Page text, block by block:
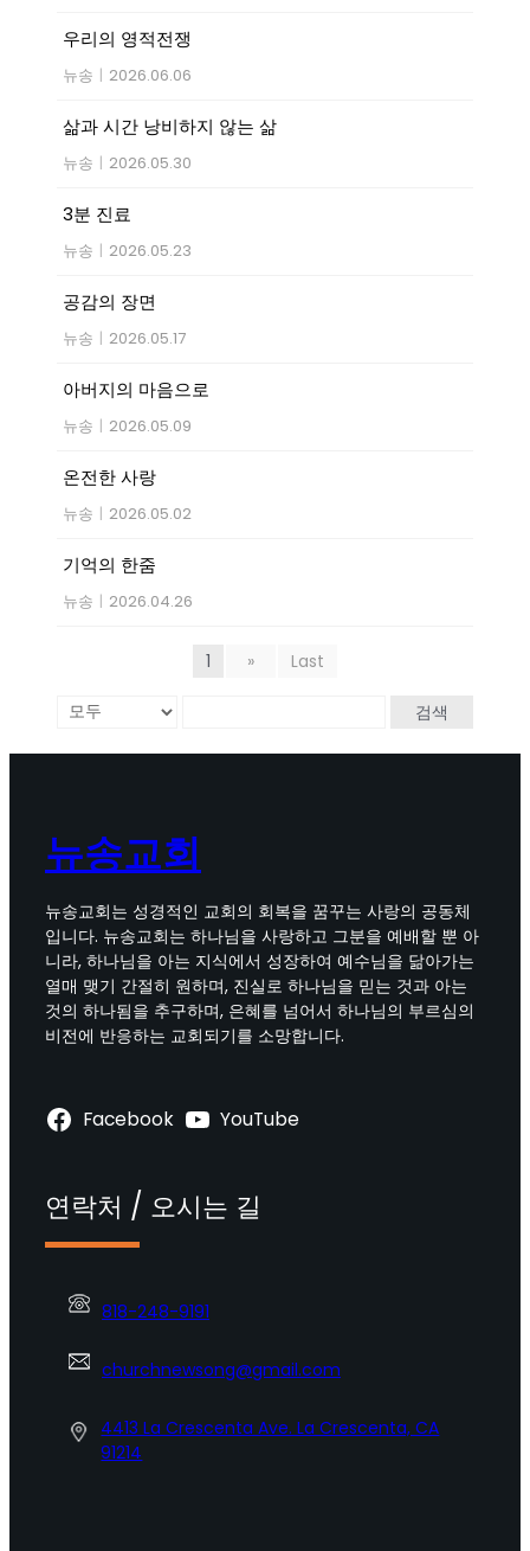
우리의 영적전쟁
뉴송 | 2026.06.06
삶과 시간 낭비하지 않는 삶
뉴송 | 2026.05.30
3분 진료
뉴송 | 2026.05.23
공감의 장면
뉴송 | 2026.05.17
아버지의 마음으로
뉴송 | 2026.05.09
온전한 사랑
뉴송 | 2026.05.02
기억의 한줌
뉴송 | 2026.04.26
1 » Last
검색
뉴송교회
뉴송교회는 성경적인 교회의 회복을 꿈꾸는 사랑의 공동체
입니다. 뉴송교회는 하나님을 사랑하고 그분을 예배할 뿐 아
니라, 하나님을 아는 지식에서 성장하여 예수님을 닮아가는
열매 맺기 간절히 원하며, 진실로 하나님을 믿는 것과 아는
것의 하나됨을 추구하며, 은혜를 넘어서 하나님의 부르심의
비전에 반응하는 교회되기를 소망합니다.
Facebook YouTube
연락처 / 오시는 길
818-248-9191
churchnewsong@gmail.com
4413 La Crescenta Ave. La Crescenta, CA
91214